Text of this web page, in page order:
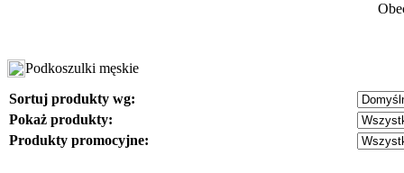
Podkoszulki męskie
Sortuj produkty wg:
Pokaż produkty:
Produkty promocyjne: